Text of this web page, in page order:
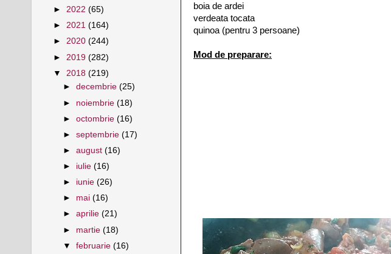
boia de ardei
verdeata tocata
quinoa (pentru 3 persoane)
Mod de preparare:
► 2022 (65)
► 2021 (164)
► 2020 (244)
► 2019 (282)
▼ 2018 (219)
►decembrie(25)
► noiembrie(18)
►octombrie(16)
►septembrie(17)
►august(16)
► iulie(16)
► iunie(26)
► mai(16)
►aprilie(21)
► martie(18)
▼februarie(16)